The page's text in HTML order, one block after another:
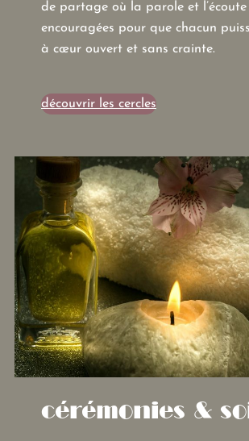
de partage où la parole et
encouragées pour que chacun
à cœur ouvert et sans crainte.
découvrir les cercles
cérémonies &